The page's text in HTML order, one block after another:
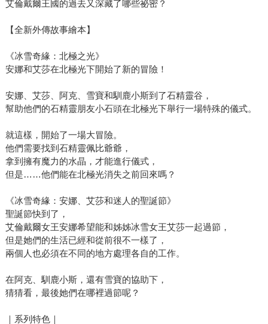
艾倫戴爾王國的過去又深藏了哪些祕密？
【全新外傳故事繪本】
《冰雪奇緣：北極之光》
安娜和艾莎在北極光下開始了新的冒險！
安娜、艾莎、阿克、雪寶和馴鹿小斯到了石精靈谷，
幫助他們的石精靈朋友小石頭在北極光下舉行一場特殊的儀式。
就這樣，開始了一場大冒險。
他們需要找到石精靈佩比爺爺，
拿到擁有魔力的水晶，才能進行儀式，
但是……他們能在北極光消失之前回來嗎？
《冰雪奇緣：安娜、艾莎和迷人的聖誕節》
聖誕節快到了，
艾倫戴爾女王安娜希望能和姊姊冰雪女王艾莎一起過節，
但是她們的生活已經和從前很不一樣了，
兩個人也必須在不同的地方處理各自的工作。
在阿克、馴鹿小斯，還有雪寶的協助下，
猜猜看，最後她們在哪裡過節呢？
｜系列特色｜